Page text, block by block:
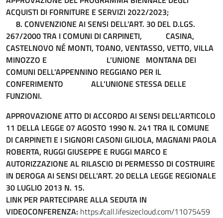
ACQUISTI DI FORNITURE E SERVIZI 2022/2023;
8. CONVENZIONE AI SENSI DELL’ART. 30 DEL D.LGS.
267/2000 TRA I COMUNI DI CARPINETI, CASINA,
CASTELNOVO NÉ MONTI, TOANO, VENTASSO, VETTO, VILLA
MINOZZO E L’UNIONE MONTANA DEI
COMUNI DELL’APPENNINO REGGIANO PER IL
CONFERIMENTO ALL’UNIONE STESSA DELLE
FUNZIONI.
APPROVAZIONE ATTO DI ACCORDO AI SENSI DELL’ARTICOLO
11 DELLA LEGGE 07 AGOSTO 1990 N. 241 TRA IL COMUNE
DI CARPINETI E I SIGNORI CASONI GILIOLA, MAGNANI PAOLA
ROBERTA, RUGGI GIUSEPPE E RUGGI MARCO E
AUTORIZZAZIONE AL RILASCIO DI PERMESSO DI COSTRUIRE
IN DEROGA AI SENSI DELL’ART. 20 DELLA LEGGE REGIONALE
30 LUGLIO 2013 N. 15.
LINK PER PARTECIPARE ALLA SEDUTA IN
VIDEOCONFERENZA: https://call.lifesizecloud.com/11075459